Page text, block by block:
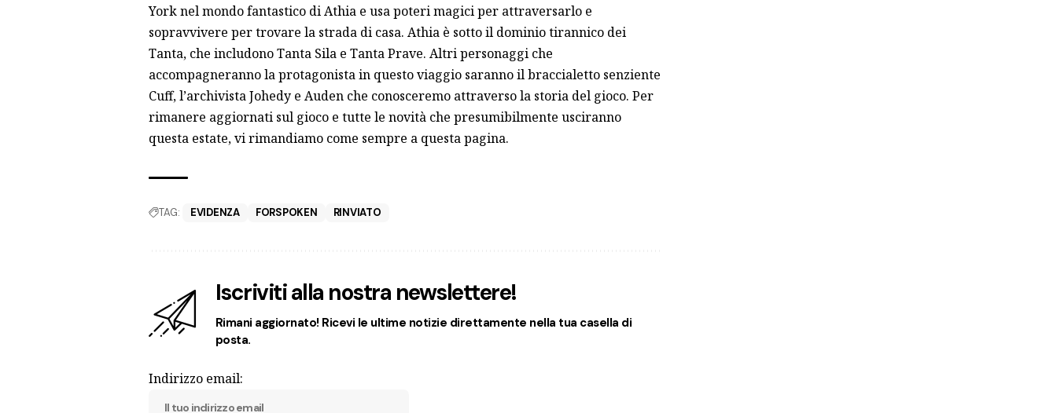
York nel mondo fantastico di Athia e usa poteri magici per attraversarlo e
sopravvivere per trovare la strada di casa. Athia è sotto il dominio tirannico dei
Tanta, che includono Tanta Sila e Tanta Prave. Altri personaggi che
accompagneranno la protagonista in questo viaggio saranno il braccialetto senziente
Cuff, l’archivista Johedy e Auden che conosceremo attraverso la storia del gioco. Per
rimanere aggiornati sul gioco e tutte le novità che presumibilmente usciranno
questa estate, vi rimandiamo come sempre a questa pagina.
TAG: EVIDENZA FORSPOKEN RINVIATO
Iscriviti alla nostra newslettere!
Rimani aggiornato! Ricevi le ultime notizie direttamente nella tua casella di
posta.
Indirizzo email: